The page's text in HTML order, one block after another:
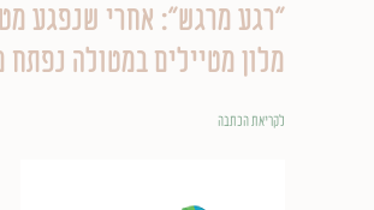
"רגע מרגש": אחרי שנפגע
מלון מטיילים במטולה
לקריאת הכתבה